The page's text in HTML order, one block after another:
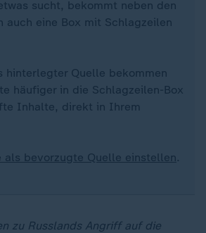
sucht, bekommt neben den
auch eine Box mit Schlagzeilen
hinterlegter Quelle bekommen
häufiger in die Schlagzeilen-Box
Inhalte, direkt in Ihrem
als bevorzugte Quelle einstellen.
zu Russlands Angriff auf die